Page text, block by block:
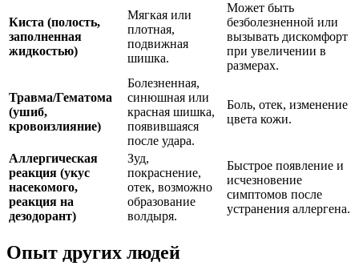
Киста (полость,
заполненная
жидкостью)
Мягкая или
плотная,
подвижная
шишка.
Может быть
безболезненной или
вызывать дискомфорт
при увеличении в
размерах.
Травма/Гематома
(ушиб,
кровоизлияние)
Болезненная,
синюшная или
красная шишка,
появившаяся
после удара.
Боль, отек, изменение
цвета кожи.
Аллергическая
реакция (укус
насекомого,
реакция на
дезодорант)
Зуд,
покраснение,
отек, возможно
образование
волдыря.
Быстрое появление и
исчезновение
симптомов после
устранения аллергена.
Опыт других людей